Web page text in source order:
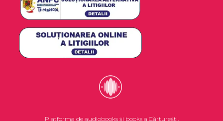
Platforma de audiobooks și books a Cărturești.